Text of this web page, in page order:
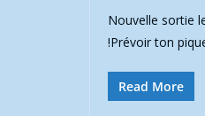
Nouvelle sortie
!Prévoir ton
Read More